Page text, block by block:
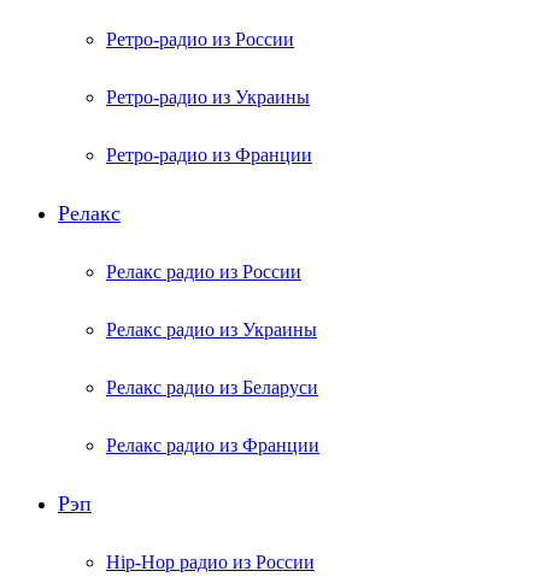
Ретро-радио из России
Ретро-радио из Украины
Ретро-радио из Франции
Релакс
Релакс радио из России
Релакс радио из Украины
Релакс радио из Беларуси
Релакс радио из Франции
Рэп
Hip-Hop радио из России